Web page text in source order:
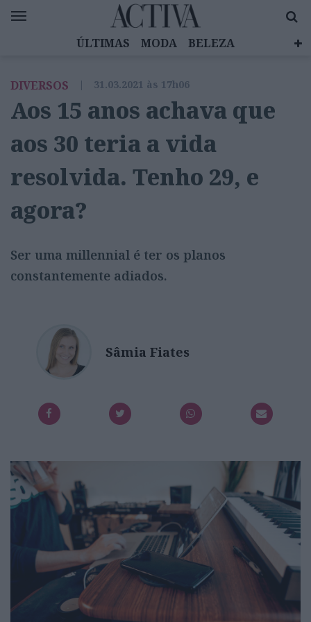
ÚLTIMAS MODA
BELEZA
EMOÇÕES
MULHERES INSPIRADORAS
DIZ QUEM SABE
ACTIVA BRAND STUDIO
DIVERSOS | 31.03.2021 às 17h06
Aos 15 anos achava que
aos 30 teria a vida
resolvida. Tenho 29, e
agora?
Ser uma millennial é ter os planos
constantemente adiados.
Sâmia Fiates